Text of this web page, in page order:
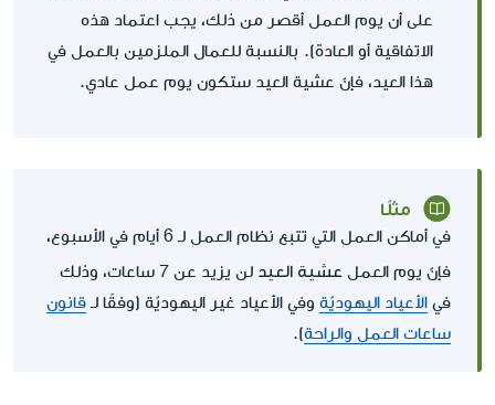
على أن يوم العمل أقصر من ذلك، يجب اعتماد هذه
الاتفاقية أو العادة). بالنسبة للعمال الملزمين بالعمل في
هذا العيد، فإنّ عشية العيد ستكون يوم عمل عادي.
مثلًا
في أماكن العمل التي تتبع نظام العمل لـ 6 أيام في الأسبوع،
فإنّ يوم العمل عشية العيد
لن يزيد عن 7 ساعات، وذلك
في الأعياد اليهوديّة وفي الأعياد غير اليهوديّة (وفقًا لـقانون
ساعات العمل والراحة).